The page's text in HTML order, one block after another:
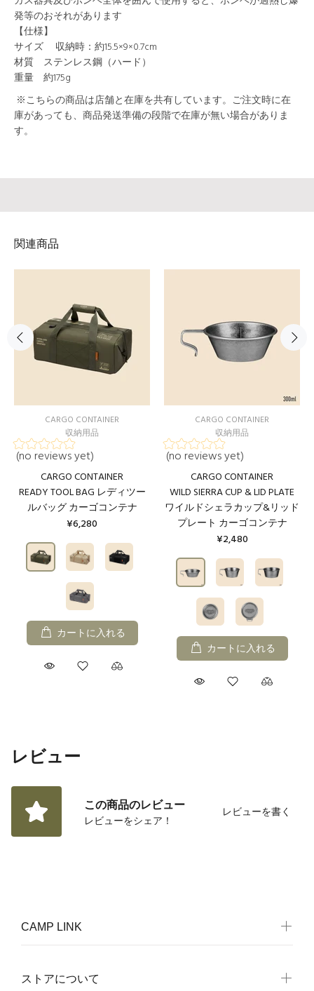
発等のおそれがあります
【仕様】
サイズ 収納時：約15.5×9×0.7cm
材質 ステンレス鋼（ハード）
重量 約175g
※こちらの商品は店舗と在庫を共有しています。ご注文時に在
庫があっても、商品発送準備の段階で在庫が無い場合がありま
す。
関連商品
CARGO CONTAINER
収納用品
(no reviews yet)
CARGO CONTAINER
READY TOOL BAG レディツー
ルバッグ カーゴコンテナ
¥6,280
カートに入れる
CARGO CONTAINER
収納用品
(no reviews yet)
CARGO CONTAINER
WILD SIERRA CUP & LID PLATE
ワイルドシェラカップ&リッド
プレート カーゴコンテナ
¥2,480
カートに入れる
レビュー
この商品のレビュー
レビューをシェア！
レビューを書く
CAMP LINK
ストアについて